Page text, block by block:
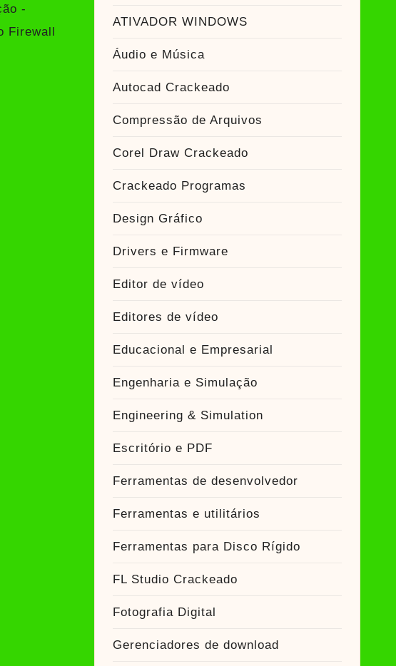
-
Firewall
ATIVADOR WINDOWS
Áudio e Música
Autocad Crackeado
Compressão de Arquivos
Corel Draw Crackeado
Crackeado Programas
Design Gráfico
Drivers e Firmware
Editor de vídeo
Editores de vídeo
Educacional e Empresarial
Engenharia e Simulação
Engineering & Simulation
Escritório e PDF
Ferramentas de desenvolvedor
Ferramentas e utilitários
Ferramentas para Disco Rígido
FL Studio Crackeado
Fotografia Digital
Gerenciadores de download